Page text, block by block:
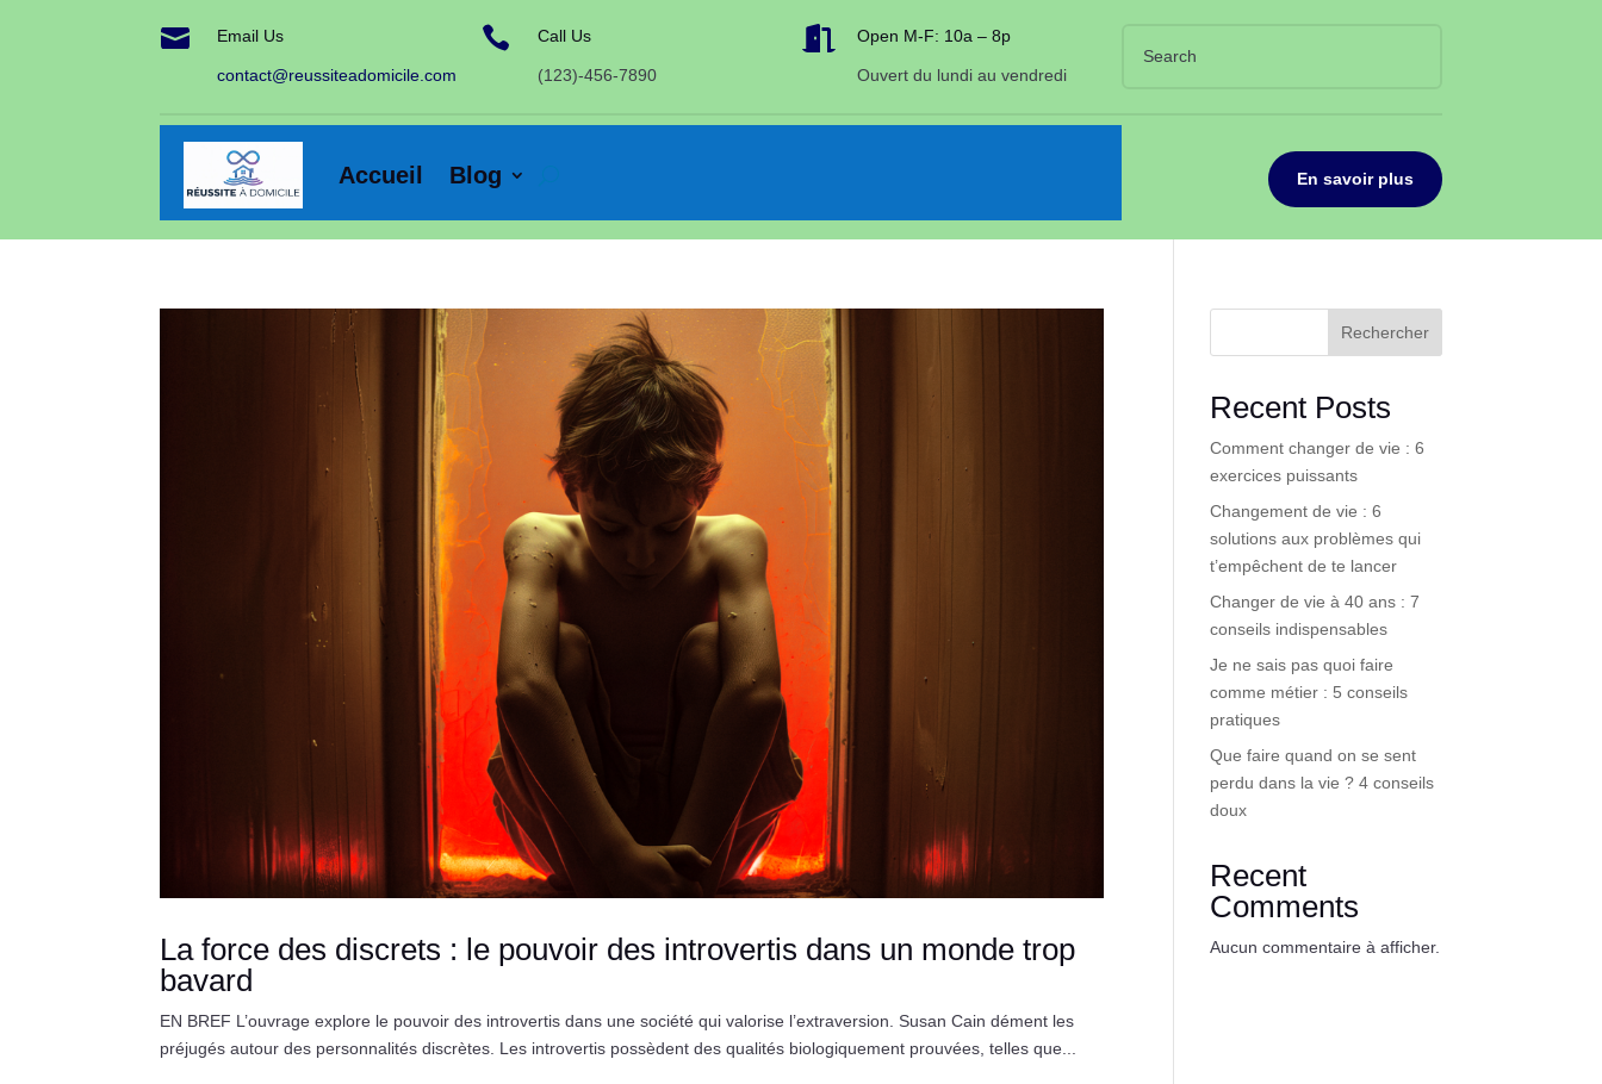
 Email Us
contact@reussiteadomicile.com
 Call Us
(123)-456-7890
 Open M-F: 10a – 8p
Ouvert du lundi au vendredi
Accueil Blog En savoir plus
La force des discrets : le pouvoir des introvertis dans un monde trop
bavard
EN BREF L’ouvrage explore le pouvoir des introvertis dans une société qui valorise l’extraversion. Susan Cain dément les
préjugés autour des personnalités discrètes. Les introvertis possèdent des qualités biologiquement prouvées, telles que...
Rechercher
Recent Posts
Comment changer de vie : 6
exercices puissants
Changement de vie : 6
solutions aux problèmes qui
t’empêchent de te lancer
Changer de vie à 40 ans : 7
conseils indispensables
Je ne sais pas quoi faire
comme métier : 5 conseils
pratiques
Que faire quand on se sent
perdu dans la vie ? 4 conseils
doux
Recent
Comments
Aucun commentaire à afficher.